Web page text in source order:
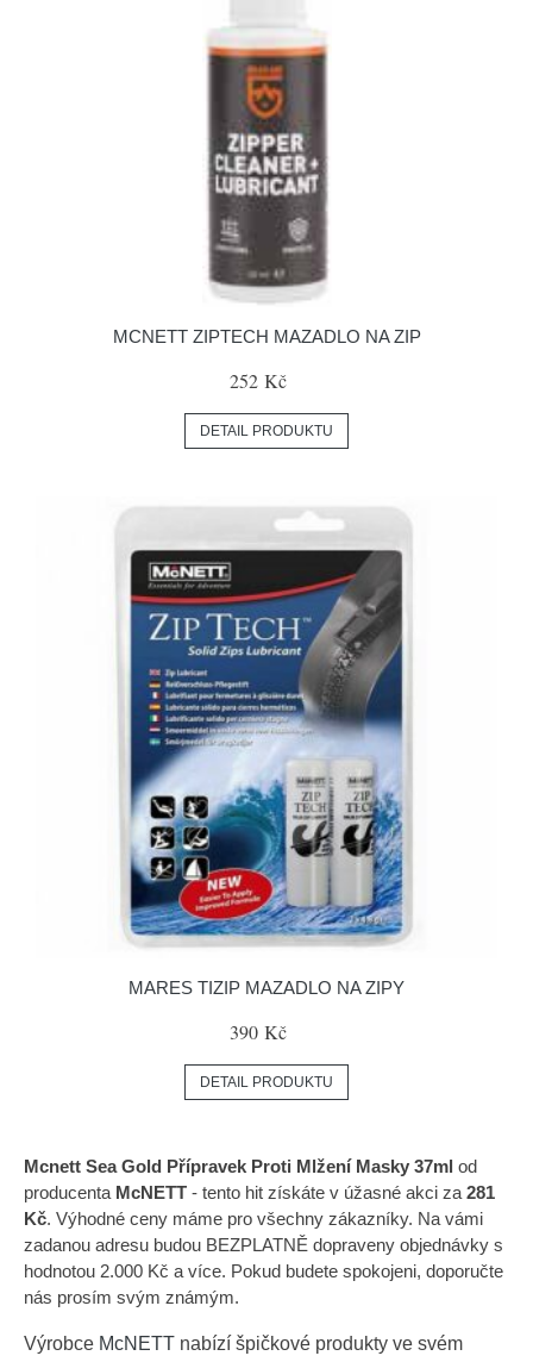
MCNETT ZIPTECH MAZADLO NA ZIP
252 Kč
DETAIL PRODUKTU
MARES TIZIP MAZADLO NA ZIPY
390 Kč
DETAIL PRODUKTU
Mcnett Sea Gold Přípravek Proti Mlžení Masky 37ml od
producenta McNETT - tento hit získáte v úžasné akci za 281
Kč. Výhodné ceny máme pro všechny zákazníky. Na vámi
zadanou adresu budou BEZPLATNĚ dopraveny objednávky s
hodnotou 2.000 Kč a více. Pokud budete spokojeni, doporučte
nás prosím svým známým.
Výrobce McNETT nabízí špičkové produkty ve svém